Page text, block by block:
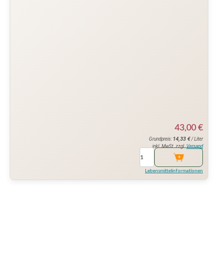
43,00 €
Grundpreis: 14,33 €/ Liter
inkl. MwSt. zzgl. Versand
Lebensmittelinformationen